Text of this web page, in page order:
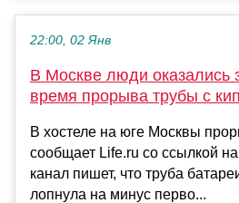
22:00, 02 Янв
В Москве люди оказались
время прорыва трубы с
В хостеле на юге Москвы
сообщает Life.ru со ссылкой
канал пишет, что труба
лопнула на минус перво...